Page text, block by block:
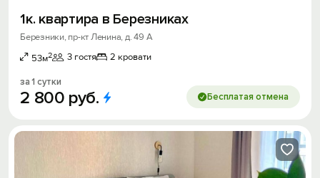
1к. квартира в Березниках
Березники, пр-кт Ленина, д. 49 А
53м2 3 гостя 2 кровати
за 1 сутки
2 800 руб. Бесплатая отмена